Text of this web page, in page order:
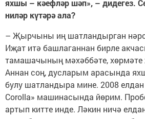
яхшы – кәефләр шәп», – дидегез.
ниләр күтәрә ала?
– Җырчыны иң шатландырган
Иҗат итә башлаганнан бирле
тамашачының мәхәббәте,
Аннан соң, дусларым арасында
булу шатландыра мине. 2008 елдан
Corolla» машинасында йөрим.
артып китте инде. Ләкин ничә